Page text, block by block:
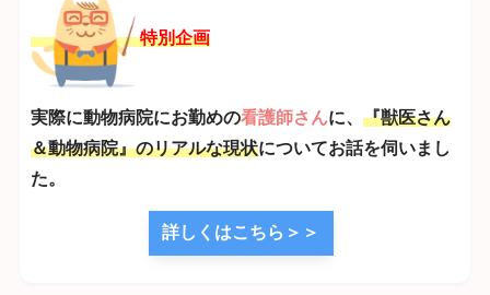
特別企画
実際に動物病院にお勤めの看護師さんに、 『獣医さん
＆動物病院』のリアルな現状についてお話を伺いまし
た。
詳しくはこちら＞＞